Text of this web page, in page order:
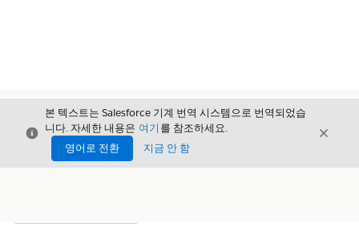
닫기
본 텍스트는 Salesforce 기계 번역 시스템으로 번역되었습
니다. 자세한 내용은 여기 를 참조하세요.
영어로 전환
지금 안 함
닫기